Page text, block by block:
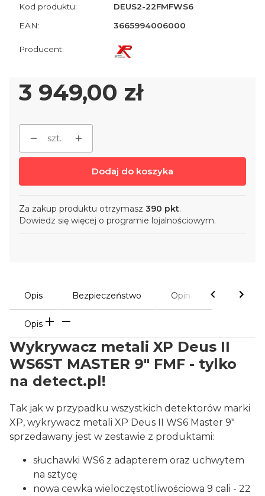
Kod produktu:
DEUS2-22FMFWS6
EAN:
3665994006000
Cena
3 949,00 zł
szt.
Dodaj do koszyka
Za zakup produktu otrzymasz 390 pkt.
Dowiedz się więcej o programie lojalnościowym.
Opis Bezpieczeństwo Opinie
Opis
Wykrywacz metali XP Deus II
WS6ST MASTER 9" FMF - tylko
na detect.pl!
Tak jak w przypadku wszystkich detektorów marki
XP, wykrywacz metali XP Deus II WS6 Master 9"
sprzedawany jest w zestawie z produktami:
słuchawki WS6 z adapterem oraz uchwytem
na sztycę
nowa cewka wieloczęstotliwościowa 9 cali - 22